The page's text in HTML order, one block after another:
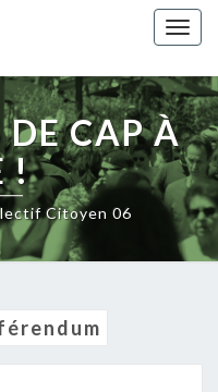
CAP À
!
Citoyen 06